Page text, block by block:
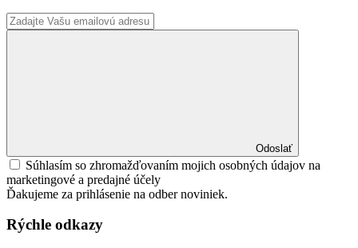
Odoslať
Súhlasím so zhromažďovaním mojich osobných údajov na
marketingové a predajné účely
Ďakujeme za prihlásenie na odber noviniek.
Rýchle odkazy